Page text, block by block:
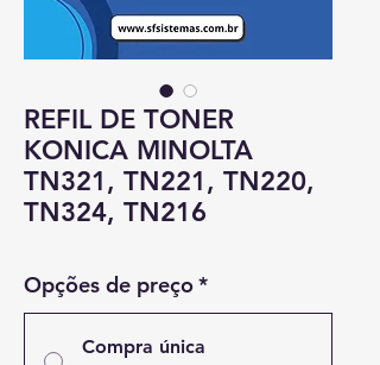
REFIL DE TONER
KONICA MINOLTA
TN321, TN221, TN220,
TN324, TN216
Opções de preço*
Compra única